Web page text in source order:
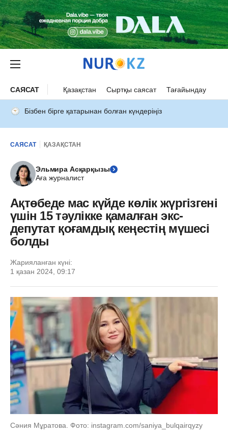
САЯСАТ Қазақстан Сыртқы саясат Тағайындау
Бізбен бірге қатарынан болған күндеріңіз
САЯСАТ ҚАЗАҚСТАН
Эльмира Асқарқызы
Аға журналист
Ақтөбеде мас күйде көлік жүргізгені
үшін 15 тәулікке қамалған экс-
депутат қоғамдық кеңестің мүшесі
болды
Жарияланған күні:
1 қазан 2024, 09:17
Сәния Мұратова. Фото: instagram.com/saniya_bulqairqyzy